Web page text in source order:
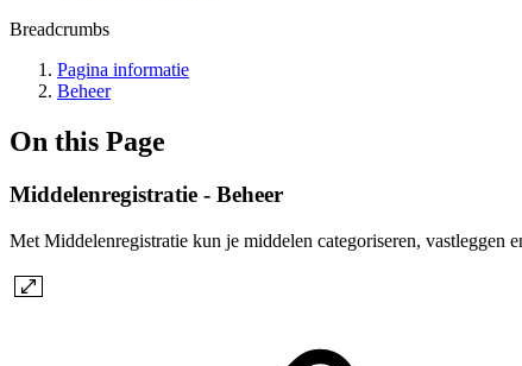
Breadcrumbs
Pagina informatie
Beheer
On this Page
Middelenregistratie - Beheer
Met Middelenregistratie kun je middelen categoriseren, vastleggen